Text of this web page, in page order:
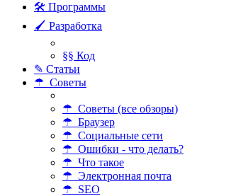
🛠 Программы
🖌 Разработка
§§ Код
✎ Статьи
☂ Советы
☂ Советы (все обзоры)
☂ Браузер
☂ Социальные сети
☂ Ошибки - что делать?
☂ Что такое
☂ Электронная почта
☂ SEO